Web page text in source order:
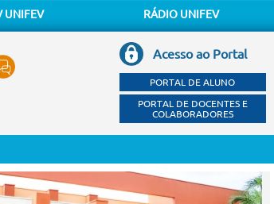
UNIFEV RÁDIO UNIFEV
Acesso ao Portal
PORTAL DE ALUNO
PORTAL DE DOCENTES E
COLABORADORES